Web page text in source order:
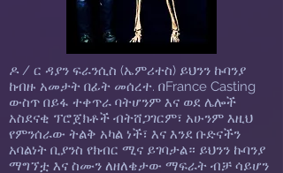
ዶ / ር ዳያን ፍራንሲስ (ኤምሪተስ) ይህንን ኩባንያ
ከብዙ አመታት በፊት መሰረተ. በFrance Casting
ውስጥ በይፋ ተቀጥራ ባትሆንም እና ወደ ሌሎች
አስደናቂ ፕሮጀክቶች ብትሸጋገርም፣ አሁንም እዚህ
የምንሰራው ትልቅ አካል ነች፣ እና እንደ ቡድናችን
አባልነት ቢያንስ የክብር ሚና ይገባታል። ይህንን ኩባንያ
ማግኘቷ እና ስሙን ለዘለቄታው ማፍራት ብቻ ሳይሆን